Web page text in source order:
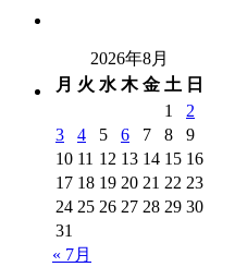
2026年8月
月 火 水 木 金 土 日
1
2
3
4 5 6 7 8
9
10 11 12 13 14 15 16
17 18 19 20 21 22 23
24 25 26 27 28 29 30
31
« 7月